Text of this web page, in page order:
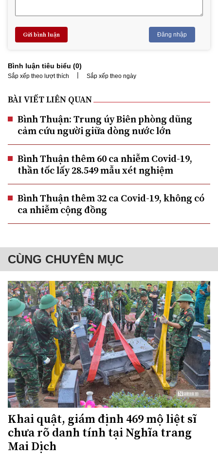
Gửi bình luận Đăng nhập
Bình luận tiêu biểu (0)
Sắp xếp theo lượt thích | Sắp xếp theo ngày
BÀI VIẾT LIÊN QUAN
Bình Thuận: Trung úy Biên phòng dũng
cảm cứu người giữa dòng nước lớn
Bình Thuận thêm 60 ca nhiễm Covid-19,
thần tốc lấy 28.549 mẫu xét nghiệm
Bình Thuận thêm 32 ca Covid-19, không có
ca nhiễm cộng đồng
CÙNG CHUYÊN MỤC
Khai quật, giám định 469 mộ liệt sĩ
chưa rõ danh tính tại Nghĩa trang
Mai Dịch